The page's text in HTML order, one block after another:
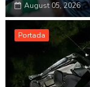
August 05, 2026
Portada